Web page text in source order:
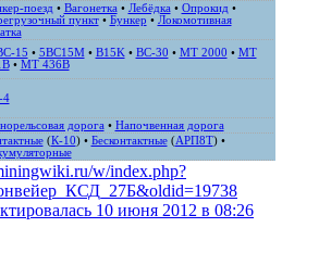
поезд • Вагонетка • Лебёдка • Опрокид •
пункт• Бункер • Локомотивная
15 • 5ВС15М• B15K • ВС-30 • MT 2000 • MT
• MT 436B
4
дорога • Напочвенная дорога
(К-10) • Бесконтактные(АРП8Т) •
w/index.php?
10 июня 2012 в 08:26